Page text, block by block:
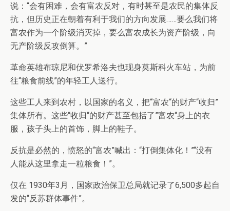
说：“会有困难，会有富农反对，有时甚至是农民的集体反
抗，但历史正在朝着有利于我们的方向发展……要么我们将
富农作为一个阶级消灭掉，要么富农成长为资产阶级，向
无产阶级反攻倒算。”
革命英雄布琼尼和伏罗希洛夫也现身莫斯科火车站，为前
往“粮食前线”的年轻工人送行。
这些工人来到农村，以国家的名义，把“富农“的财产“收归”
集体所有。这些“收归“的财产甚至包括了”富农“身上的衣
服，孩子头上的首饰，脚上的鞋子。
反抗是必然的，愤怒的“富农”喊出：“打倒集体化！”“没有
人能从这里拿走一粒粮食！”。
仅在 1930年3月，国家政治保卫总局就记录了6,500多起自
发的“反苏群体事件”。